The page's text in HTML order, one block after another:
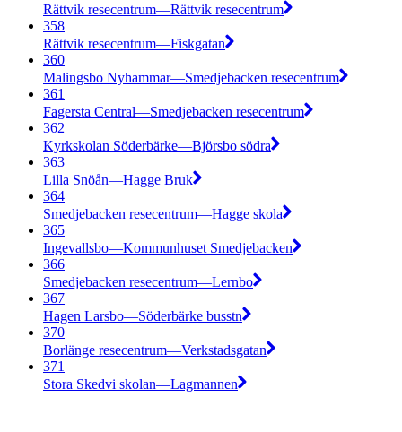
Rättvik resecentrum—Rättvik resecentrum
358
Rättvik resecentrum—Fiskgatan
360
Malingsbo Nyhammar—Smedjebacken resecentrum
361
Fagersta Central—Smedjebacken resecentrum
362
Kyrkskolan Söderbärke—Björsbo södra
363
Lilla Snöån—Hagge Bruk
364
Smedjebacken resecentrum—Hagge skola
365
Ingevallsbo—Kommunhuset Smedjebacken
366
Smedjebacken resecentrum—Lernbo
367
Hagen Larsbo—Söderbärke busstn
370
Borlänge resecentrum—Verkstadsgatan
371
Stora Skedvi skolan—Lagmannen